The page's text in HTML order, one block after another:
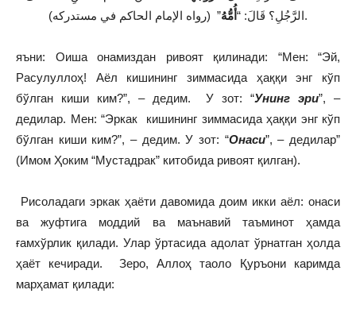
الرَّجُلِ؟ قَالَ: “أُمُّهُ ” (رواه الإمام الحاكم في مستدركه).
яъни: Оиша онамиздан ривоят қилинади: “Мен: “Эй,
Расулуллоҳ! Аёл кишининг зиммасида ҳаққи энг кўп
бўлган киши ким?”, – дедим. У зот: “Унинг эри”, –
дедилар. Мен: “Эркак кишининг зиммасида ҳаққи энг кўп
бўлган киши ким?”, – дедим. У зот: “Онаси”, – дедилар”
(Имом Ҳоким “Мустадрак” китобида ривоят қилган).
Рисоладаги эркак ҳаёти давомида доим икки аёл: онаси
ва жуфтига моддий ва маънавий таъминот ҳамда
ғамхўрлик қилади. Улар ўртасида адолат ўрнатган ҳолда
ҳаёт кечиради. Зеро, Аллоҳ таоло Қуръони каримда
марҳамат қилади: